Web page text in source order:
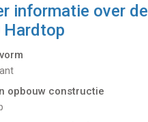
informatie over de
Hardtop
opbouw constructie